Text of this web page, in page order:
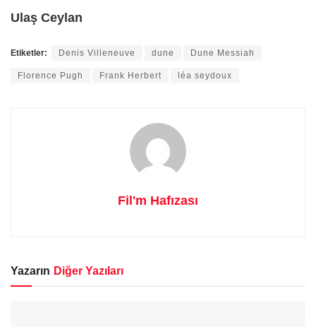
Ulaş Ceylan
Etiketler: Denis Villeneuve dune Dune Messiah
Florence Pugh Frank Herbert léa seydoux
Fil'm Hafızası
Yazarın Diğer Yazıları